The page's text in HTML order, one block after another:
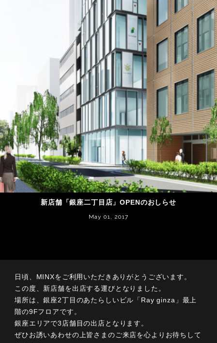
新店舗「銀座二丁目店」OPENのおしらせ
May 01, 2017
日頃、MINXをご利用いただきありがとうございます。
この度、新店舗を出店する運びとなりました。
場所は、銀座2丁目のあたらしいビル「Ray ginza」最上
階の9Fフロアです。
銀座エリアで3店舗目の出店となります。
ぜひお誘いあわせの上皆さまのご来店を心よりお待ちして